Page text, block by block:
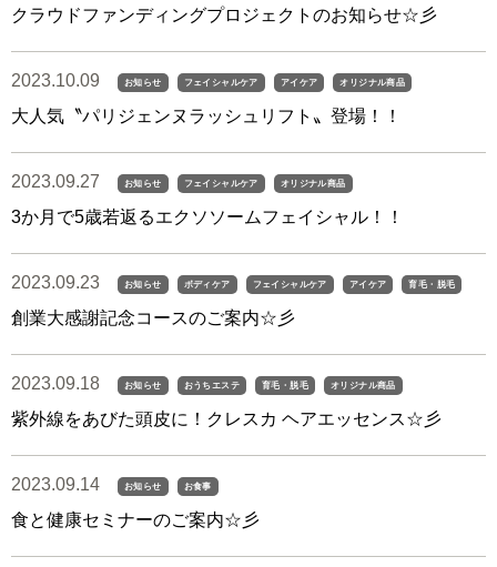
クラウドファンディングプロジェクトのお知らせ☆彡
2023.10.09 お知らせ フェイシャルケア アイケア オリジナル商品
大人気〝パリジェンヌラッシュリフト〟登場！！
2023.09.27 お知らせ フェイシャルケア オリジナル商品
3か月で5歳若返るエクソソームフェイシャル！！
2023.09.23 お知らせ ボディケア フェイシャルケア アイケア 育毛・脱毛
創業大感謝記念コースのご案内☆彡
2023.09.18 お知らせ おうちエステ 育毛・脱毛 オリジナル商品
紫外線をあびた頭皮に！クレスカ ヘアエッセンス☆彡
2023.09.14 お知らせ お食事
食と健康セミナーのご案内☆彡